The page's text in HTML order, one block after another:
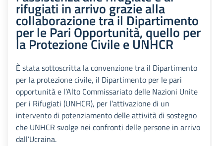
rifugiati in arrivo grazie alla
collaborazione tra il Dipartimento
per le Pari Opportunità, quello per
la Protezione Civile e UNHCR
È stata sottoscritta la convenzione tra il Dipartimento
per la protezione civile, il Dipartimento per le pari
opportunità e l’Alto Commissariato delle Nazioni Unite
per i Rifugiati (UNHCR), per l’attivazione di un
intervento di potenziamento delle attività di sostegno
che UNHCR svolge nei confronti delle persone in arrivo
dall’Ucraina.